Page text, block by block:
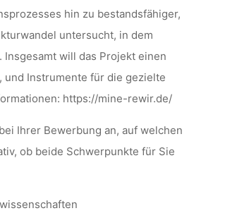
hin zu bestandsfähiger,
untersucht, in dem
will das Projekt einen
und Instrumente für die gezielte
https://mine-rewir.de/
Ihrer Bewerbung an, auf welchen
ob beide Schwerpunkte für Sie